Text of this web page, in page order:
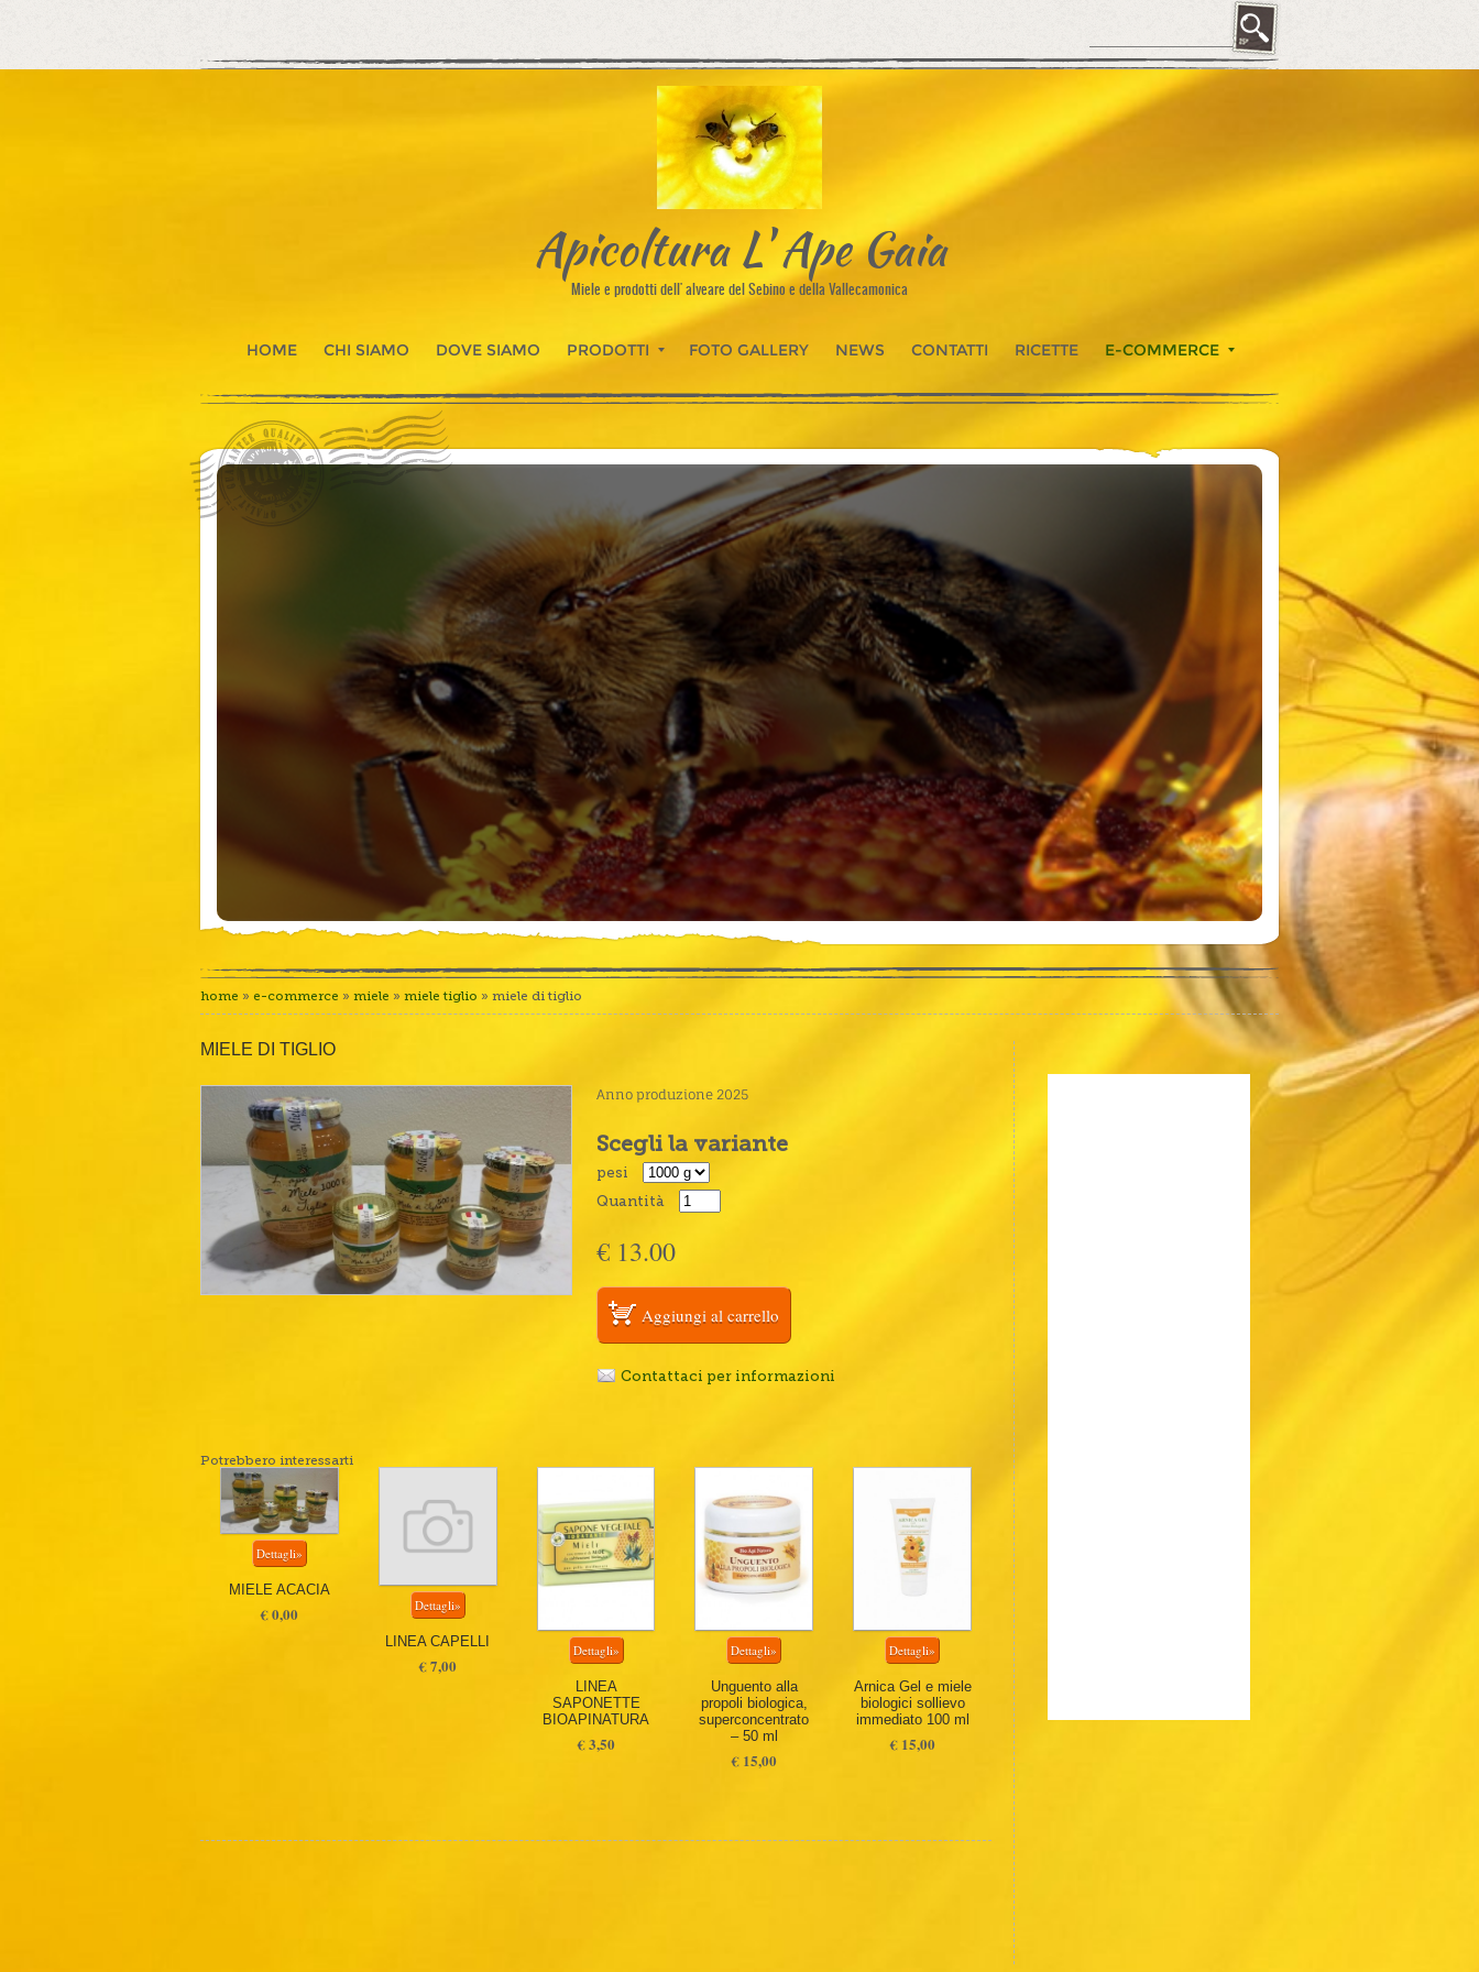
Apicoltura L' Ape Gaia
Miele e prodotti dell' alveare del Sebino e della Vallecamonica
HOME CHI SIAMO DOVE SIAMO PRODOTTI FOTO GALLERY NEWS CONTATTI RICETTE E-COMMERCE
home » e-commerce » miele » miele tiglio » miele di tiglio
MIELE DI TIGLIO
Anno produzione 2025
Scegli la variante
pesi
Quantità
€ 13.00
Contattaci per informazioni
Potrebbero interessarti
MIELE ACACIA
€ 0,00
LINEA CAPELLI
€ 7,00
LINEA
SAPONETTE
BIOAPINATURA
€ 3,50
Unguento alla
propoli biologica,
superconcentrato
– 50 ml
€ 15,00
Arnica Gel e miele
biologici sollievo
immediato 100 ml
€ 15,00